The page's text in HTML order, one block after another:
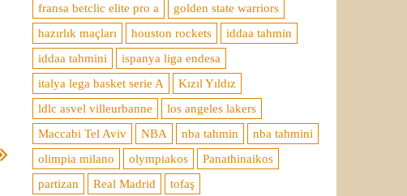
fransa betclic elite pro a
golden state warriors
hazırlık maçları
houston rockets
iddaa tahmin
iddaa tahmini
ispanya liga endesa
italya lega basket serie A
Kızıl Yıldız
ldlc asvel villeurbanne
los angeles lakers
Maccabi Tel Aviv
NBA nba tahmin
nba tahmini
olimpia milano
olympiakos
Panathinaikos
partizan
Real Madrid tofaş